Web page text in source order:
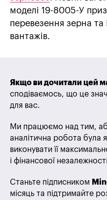
моделі 19-8005-У
перевезення зерна
вантажів.
Якщо ви дочитали цей
сподіваємось, що це
для вас.
Ми працюємо над тим,
аналітична робота була
виконувати її
і фінансової
Станьте підписником
місяць та підтримайте